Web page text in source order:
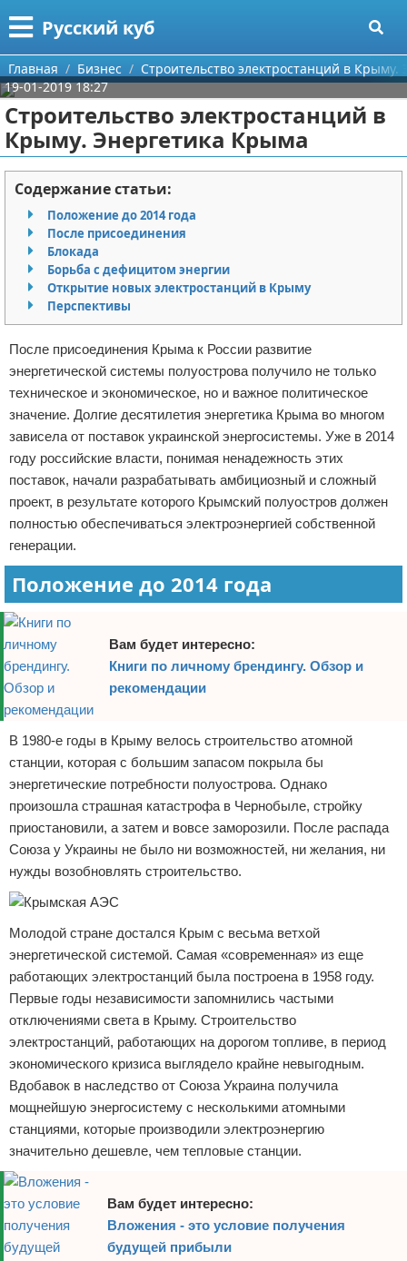
Русский куб
Меню
Главная
Категории
Программирование
Бизнес
Красота
Мода
Отношения
Самосовершенствование
Финансы
Поиск
О проекте
Контакты
Сотрудничество
Размещение рекламы
Для правообладателей
Условия предоставления информации
Отказ от ответственности
Главная Бизнес
Строительство электростанций в
19-01-2019 18:27
Строительство электростанций в
Крыму. Энергетика Крыма
Содержание статьи:
Положение до 2014 года
После присоединения
Блокада
Борьба с дефицитом энергии
Открытие новых электростанций в Крыму
Перспективы
После присоединения Крыма к России развитие
энергетической системы полуострова получило не только
техническое и экономическое, но и важное политическое
значение. Долгие десятилетия энергетика Крыма во многом
зависела от поставок украинской энергосистемы. Уже в 2014
году российские власти, понимая ненадежность этих
поставок, начали разрабатывать амбициозный и сложный
проект, в результате которого Крымский полуостров должен
полностью обеспечиваться электроэнергией собственной
генерации.
Положение до 2014 года
Вам будет интересно:
Книги по личному брендингу. Обзор и
рекомендации
В 1980-е годы в Крыму велось строительство атомной
станции, которая с большим запасом покрыла бы
энергетические потребности полуострова. Однако
произошла страшная катастрофа в Чернобыле, стройку
приостановили, а затем и вовсе заморозили. После распада
Союза у Украины не было ни возможностей, ни желания, ни
нужды возобновлять строительство.
Молодой стране достался Крым с весьма ветхой
энергетической системой. Самая «современная» из еще
работающих электростанций была построена в 1958 году.
Первые годы независимости запомнились частыми
отключениями света в Крыму. Строительство
электростанций, работающих на дорогом топливе, в период
экономического кризиса выглядело крайне невыгодным.
Вдобавок в наследство от Союза Украина получила
мощнейшую энергосистему с несколькими атомными
станциями, которые производили электроэнергию
значительно дешевле, чем тепловые станции.
Вам будет интересно:
Вложения - это условие получения
будущей прибыли